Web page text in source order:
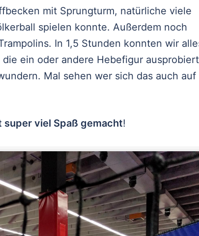
mit Sprungturm, natürliche viele
spielen konnte. Außerdem noch
In 1,5 Stunden konnten wir
ein oder andere Hebefigur
Mal sehen wer sich das auch auf
super viel Spaß gemacht!